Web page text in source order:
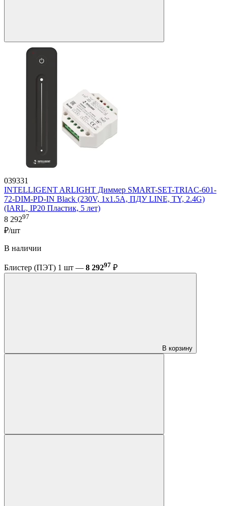
039331
INTELLIGENT ARLIGHT Диммер SMART-SET-TRIAC-601-
72-DIM-PD-IN Black (230V, 1x1.5A, ПДУ LINE, TY, 2.4G)
(IARL, IP20 Пластик, 5 лет)
8 29297
₽/шт
В наличии
Блистер (ПЭТ) 1 шт — 8 29297 ₽
В корзину